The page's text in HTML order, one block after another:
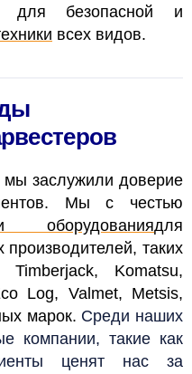
для безопасной и
всех видов.
заслужили доверие
Мы с честью
оборудованиядля
производителей, таких
Komatsu,
Log, Valmet, Metsis,
марок. Среди наших
компании, такие как
ценят нас за